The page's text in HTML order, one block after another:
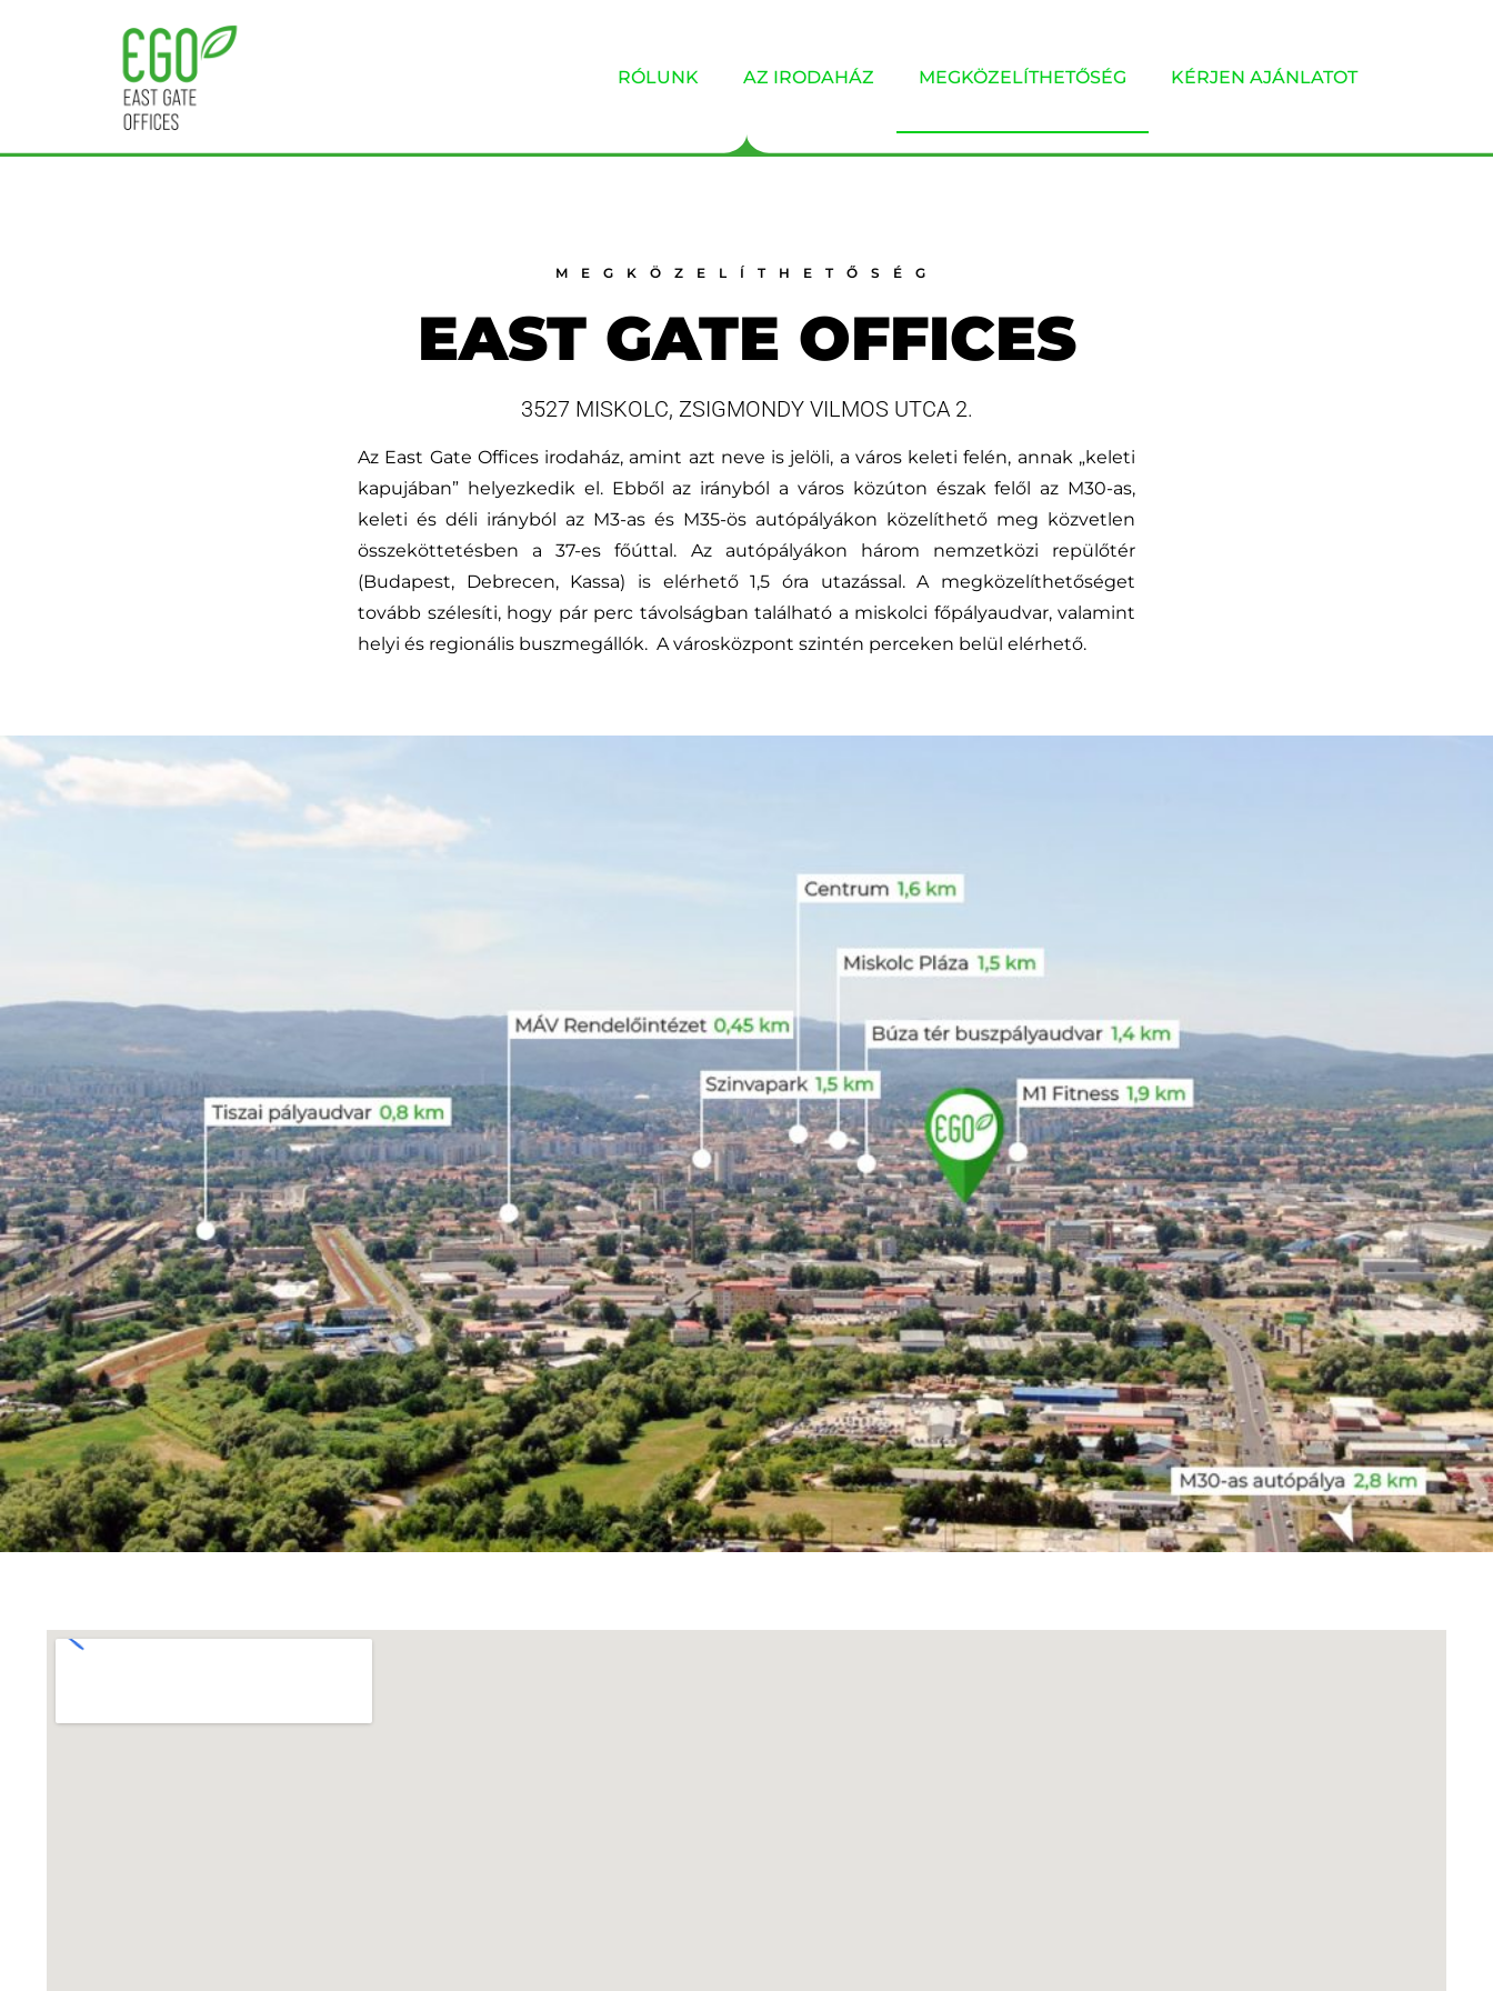
RÓLUNK AZ IRODAHÁZ MEGKÖZELÍTHETŐSÉG KÉRJEN AJÁNLATOT
MEGKÖZELÍTHETŐSÉG
EAST GATE OFFICES
3527 MISKOLC, ZSIGMONDY VILMOS UTCA 2.
Az East Gate Offices irodaház, amint azt neve is jelöli, a város keleti felén, annak „keleti
kapujában” helyezkedik el. Ebből az irányból a város közúton észak felől az M30-as,
keleti és déli irányból az M3-as és M35-ös autópályákon közelíthető meg közvetlen
összeköttetésben a 37-es főúttal. Az autópályákon három nemzetközi repülőtér
(Budapest, Debrecen, Kassa) is elérhető 1,5 óra utazással. A megközelíthetőséget
tovább szélesíti, hogy pár perc távolságban található a miskolci főpályaudvar, valamint
helyi és regionális buszmegállók. A városközpont szintén perceken belül elérhető.